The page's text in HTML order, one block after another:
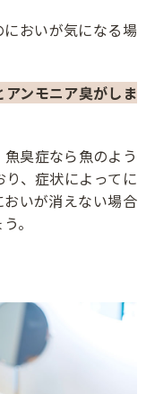
おいが気になる場
ンモニア臭がしま
臭症なら魚のよう
、症状によってに
いが消えない場合
。